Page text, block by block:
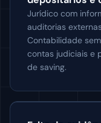
Jurídico com
auditorias
Contabilidade
contas judiciais e
de saving.